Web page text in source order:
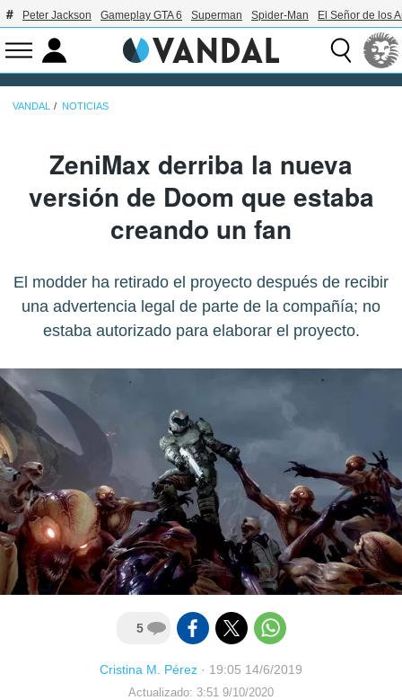
Peter Jackson Gameplay GTA 6 Superman Spider-Man El Señor de los
VANDAL NOTICIAS
ZeniMax derriba la nueva
versión de Doom que estaba
creando un fan
El modder ha retirado el proyecto después de recibir
una advertencia legal de parte de la compañía; no
estaba autorizado para elaborar el proyecto.
5
Cristina M. Pérez · 19:05 14/6/2019
Actualizado: 3:51 9/10/2020